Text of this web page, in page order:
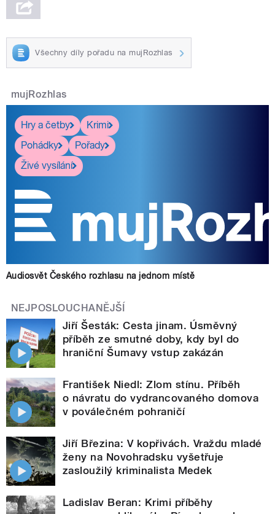
Všechny díly pořadu na mujRozhlas
mujRozhlas
Hry a četby
Krimi
Pohádky
Pořady
Živé vysílání
Audiosvět Českého rozhlasu na jednom místě
NEJPOSLOUCHANĚJŠÍ
Jiří Šesták: Cesta jinam. Úsměvný
příběh ze smutné doby, kdy byl do
hraniční Šumavy vstup zakázán
František Niedl: Zlom stínu. Příběh
o návratu do vydrancovaného domova
v poválečném pohraničí
Jiří Březina: V kopřivách. Vraždu mladé
ženy na Novohradsku vyšetřuje
zasloužilý kriminalista Medek
Ladislav Beran: Krimi příběhy